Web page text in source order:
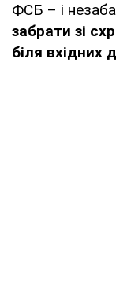
ФСБ – і
забрати зі
біля вхідних